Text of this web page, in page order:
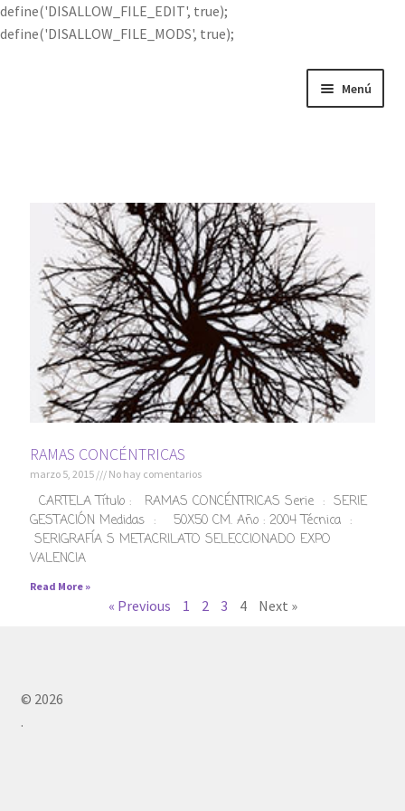
define('DISALLOW_FILE_EDIT', true);
define('DISALLOW_FILE_MODS', true);
Menú
FOTOMONTAJES
Serigrafía
Metacrilato
TÉCNICA MIXTA SOBRE PAPEL
SELECCIÓN OBRA POR ENCARGO
obra anterior sobre tabla y lienzo
ILUSTRACIONES
Quién soy
RAMAS CONCÉNTRICAS
marzo 5, 2015 No hay comentarios
CARTELA Título : RAMAS CONCÉNTRICAS Serie : SERIE
GESTACIÓN Medidas : 50X50 CM. Año : 2004 Técnica :
SERIGRAFÍA S METACRILATO SELECCIONADO EXPO
VALENCIA
Read More »
« Previous 1 2 3 4 Next »
© 2026
.